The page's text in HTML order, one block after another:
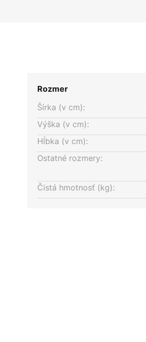
Rozmer
Šírka (v cm):
Výška (v cm):
Hĺbka (v cm):
Ostatné rozmery:
Čistá hmotnosť (kg):